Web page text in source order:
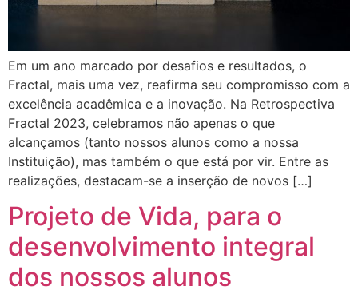
Em um ano marcado por desafios e resultados, o
Fractal, mais uma vez, reafirma seu compromisso com a
excelência acadêmica e a inovação. Na Retrospectiva
Fractal 2023, celebramos não apenas o que
alcançamos (tanto nossos alunos como a nossa
Instituição), mas também o que está por vir. Entre as
realizações, destacam-se a inserção de novos […]
Projeto de Vida, para o
desenvolvimento integral
dos nossos alunos